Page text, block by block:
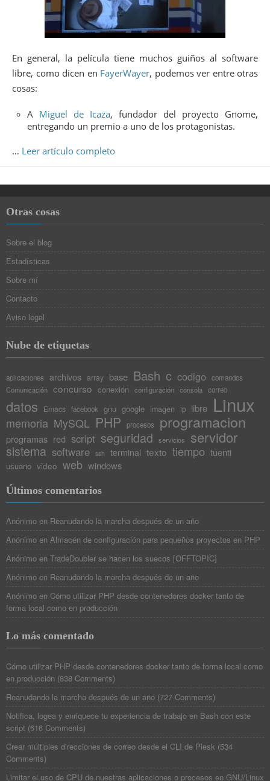
En general, la película tiene muchos guiños al software
libre, como dicen en FayerWayer, podemos ver entre otras
cosas:
A Miguel de Icaza, fundador del proyecto Gnome,
entregando un premio a uno de los protagonistas.
… Leer artículo completo
Otras cosas
Sobre el blog
Estadísticas
Sobre mí
Contacto
Aviso legal
Nube de etiquetas
aplicaciones archivos array base Bash c codigo
comandos
Comunicación concurso conexión configuración consola correo
datos Emacs facebook gnu google imagen ip libre Linux
memoria MySQL PHP procesos programacion
programas red script seguridad servicios servidor
sistema software ssh terminal texto tiempo tuenti
usuario video web windows
Últimos comentarios
Anónimo en Reanudando la marcha después de un año
Anónimo en Almacén de configuración para pequeños proyectos en PHP
Anónimo en TradeDoubler se hacen los suecos [OFFTOPIC]
Anónimo en Reanudando la marcha después de un año
Anónimo en Cómo utilizar PHP desde contenedores docker tanto de
forma local como en producción
Lo más comentado
Cómo utilizar PHP desde contenedores docker tanto de forma local como
en producción (838 Comments)
Reanudando la marcha después de un año (727 Comments)
Notifica, logea y enriquece tu experiencia de trabajo en Bash con este
script (616 Comments)
Crear múltiples direcciones de correo desde el CLI de Plesk (534
Comments)
Limitar el uso de CPU de nuestras aplicaciones o procesos en GNU/Linux